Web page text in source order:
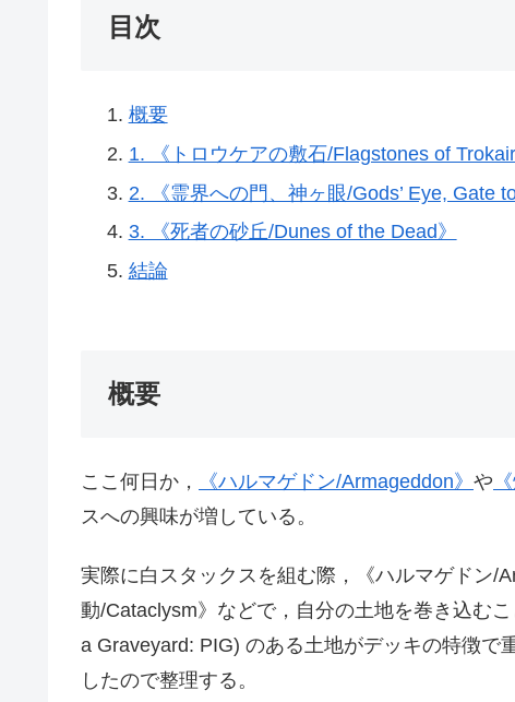
目次
概要
1. 《トロウケアの敷石/Flagstones of Trokair
2. 《霊界への門、神ヶ眼/Gods’ Eye, Gate
3. 《死者の砂丘/Dunes of the Dead》
結論
概要
ここ何日か， 《ハルマゲドン/Armageddon》 や
スへの興味が増している。
実際に白スタックスを組む際，《ハルマゲドン/
動/Cataclysm》などで，自分の土地を巻き込む
a Graveyard: PIG) のある土地がデッキの特徴で
したので整理する。